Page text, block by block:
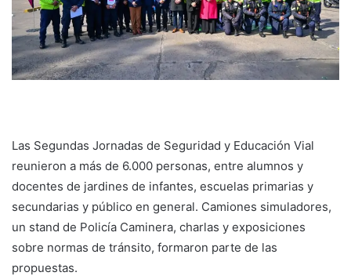
Las Segundas Jornadas de Seguridad y Educación Vial
reunieron a más de 6.000 personas, entre alumnos y
docentes de jardines de infantes, escuelas primarias y
secundarias y público en general. Camiones simuladores,
un stand de Policía Caminera, charlas y exposiciones
sobre normas de tránsito, formaron parte de las
propuestas.